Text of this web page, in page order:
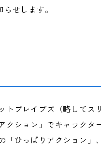
せします。
トブレイブズ（略して
クション」でキャラクタ
「ひっぱりアクション」